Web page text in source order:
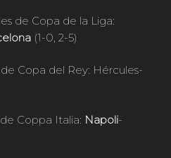
de Copa de la Liga:
(1-0, 2-5)
Copa del Rey: Hércules-
de Coppa Italia: Napoli-